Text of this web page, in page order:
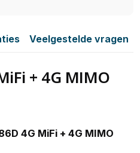
Veelgestelde vragen
+ 4G MIMO
4G MiFi + 4G MIMO